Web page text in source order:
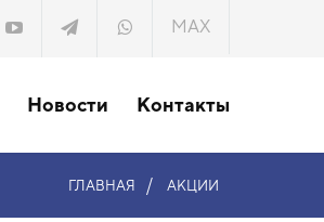
MAX
Новости Контакты
ГЛАВНАЯ / АКЦИИ